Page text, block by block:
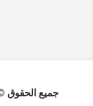
جميع الحقوق